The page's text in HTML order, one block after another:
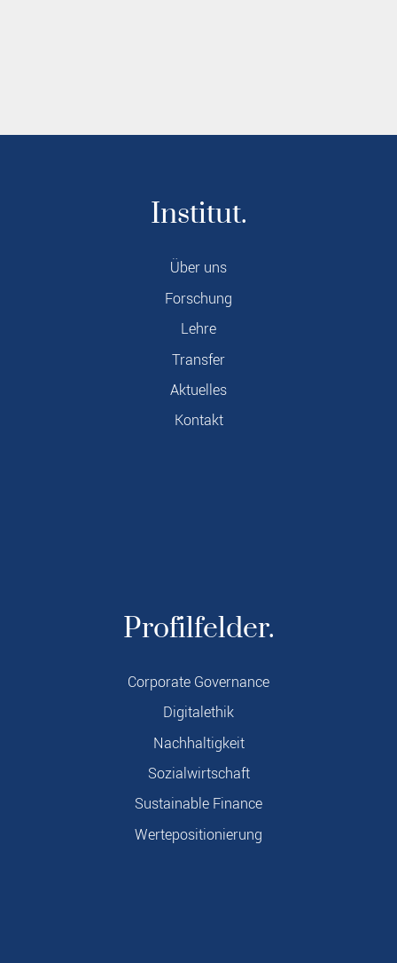
Institut.
Über uns
Forschung
Lehre
Transfer
Aktuelles
Kontakt
Profilfelder.
Corporate Governance
Digitalethik
Nachhaltigkeit
Sozialwirtschaft
Sustainable Finance
Wertepositionierung